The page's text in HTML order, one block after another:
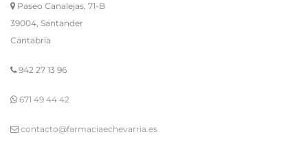
Paseo Canalejas, 71-B
39004, Santander
Cantabria
942 27 13 96
671 49 44 42
contacto@farmaciaechevarria.es